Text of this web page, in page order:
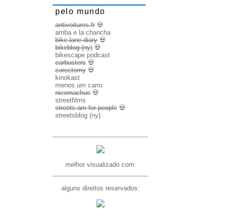
pelo mundo
antivoitures.fr 💀
arriba e la chancha
bike lane diary 💀
bikeblog (ny) 💀
bikescape podcast
carbusters 💀
carectomy 💀
kinokast
menos um carro
nicomachus 💀
streetfilms
streets are for people 💀
streetsblog (ny)
melhor visualizado com:
alguns direitos reservados: